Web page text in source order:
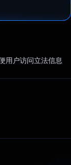
用户访问立法信息